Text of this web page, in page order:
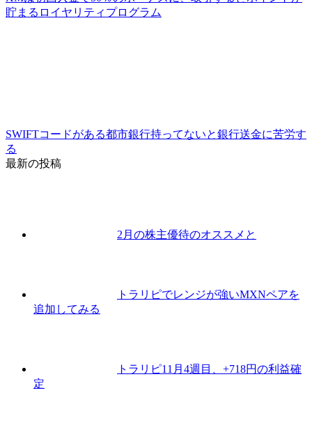
貯まるロイヤリティプログラム
SWIFTコードがある都市銀行持ってないと銀行送金に苦労す
る
最新の投稿
2月の株主優待のオススメと
トラリピでレンジが強いMXNペアを
追加してみる
トラリピ11月4週目、+718円の利益確
定